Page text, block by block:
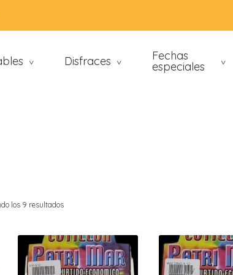
> Disfraces > Fechas
especiales >
los 9 resultados